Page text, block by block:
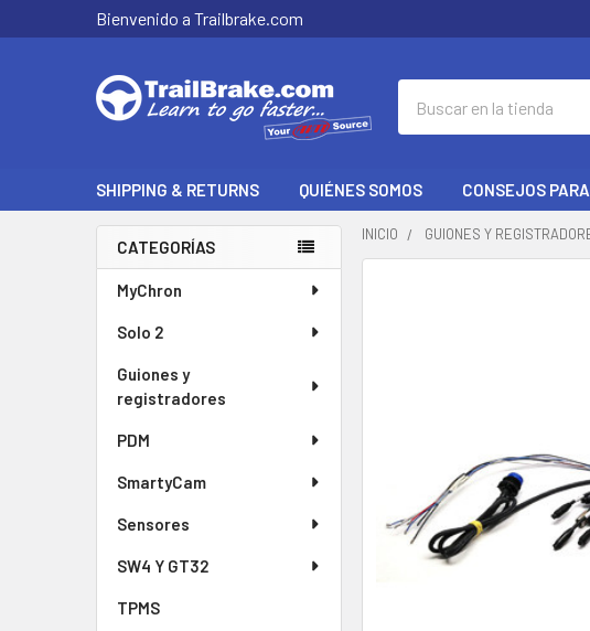
Bienvenido a Trailbrake.com
SHIPPING & RETURNS QUIÉNES SOMOS CONSEJOS
Barra
lateral
CATEGORÍAS
MyChron
Solo 2
Guiones y
registradores
PDM
SmartyCam
Sensores
SW4 Y GT32
TPMS
INICIO GUIONES Y
AÑADIR
A LA
CESTA